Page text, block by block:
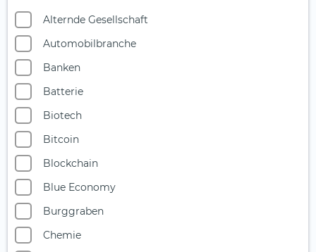
Alternde Gesellschaft
Automobilbranche
Banken
Batterie
Biotech
Bitcoin
Blockchain
Blue Economy
Burggraben
Chemie